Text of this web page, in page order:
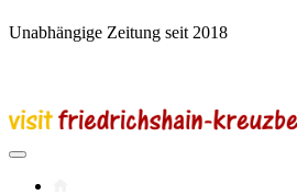
Unabhängige Zeitung seit 2018